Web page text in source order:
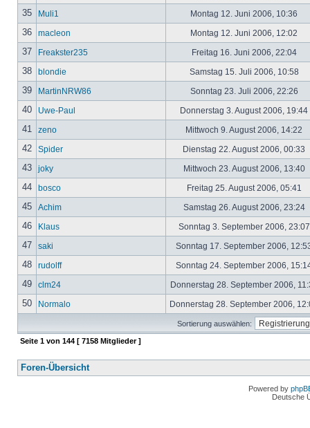
35 Muli1 Montag 12. Juni 2006, 10:36
36 macleon Montag 12. Juni 2006, 12:02
37 Freakster235 Freitag 16. Juni 2006, 22:04
38 blondie Samstag 15. Juli 2006, 10:58
39 MartinNRW86 Sonntag 23. Juli 2006, 22:26
40 Uwe-Paul Donnerstag 3. August 2006, 19:44
41 zeno Mittwoch 9. August 2006, 14:22
42 Spider Dienstag 22. August 2006, 00:33
43 joky Mittwoch 23. August 2006, 13:40
44 bosco Freitag 25. August 2006, 05:41
45 Achim Samstag 26. August 2006, 23:24
46 Klaus Sonntag 3. September 2006,
47 saki Sonntag 17. September 2006,
48 rudolff Sonntag 24. September 2006,
49 clm24 Donnerstag 28. September 2006,
50 Normalo Donnerstag 28. September 2006,
Sortierung auswählen:
Seite 1 von 144 [ 7158 Mitglieder ]
Foren-Übersicht
Powered by
Deutsche